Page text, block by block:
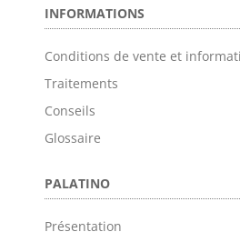
INFORMATIONS
Conditions de vente et
Traitements
Conseils
Glossaire
PALATINO
Présentation